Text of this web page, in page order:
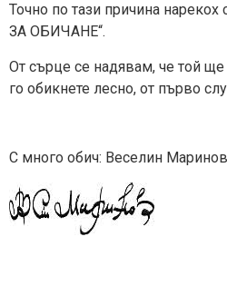
Точно по тази причина
ЗА ОБИЧАНЕ“.
От сърце се надявам, че той
го обикнете лесно, от първо
С много обич: Веселин Маринов